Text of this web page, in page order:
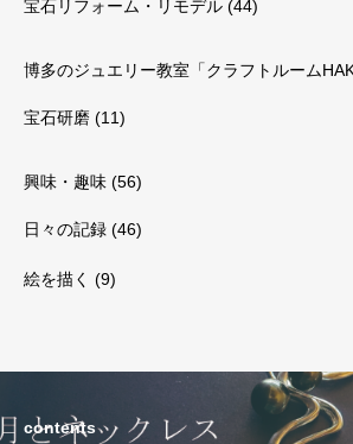
宝石リフォーム・リモデル (44)
博多のジュエリー教室「クラフトルーム
宝石研磨 (11)
興味・趣味 (56)
日々の記録 (46)
絵を描く (9)
contents